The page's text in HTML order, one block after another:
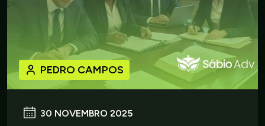
30 NOVEMBRO 2025
PEDRO CAMPOS